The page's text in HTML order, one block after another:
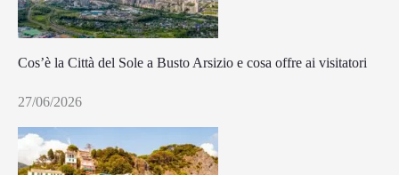
Cos’è la Città del Sole a Busto Arsizio e cosa offre ai visitatori
27/06/2026